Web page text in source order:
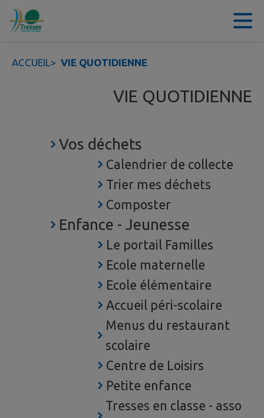
Contenu
ACCUEIL> VIE QUOTIDIENNE
VIE QUOTIDIENNE
Vos déchets
Calendrier de collecte
Trier mes déchets
Composter
Enfance - Jeunesse
Le portail Familles
Ecole maternelle
Ecole élémentaire
Accueil péri-scolaire
Menus du restaurant
scolaire
Centre de Loisirs
Petite enfance
Tresses en classe - asso